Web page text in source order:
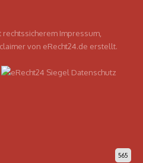
Impressum,
von eRecht24.de erstellt.
565